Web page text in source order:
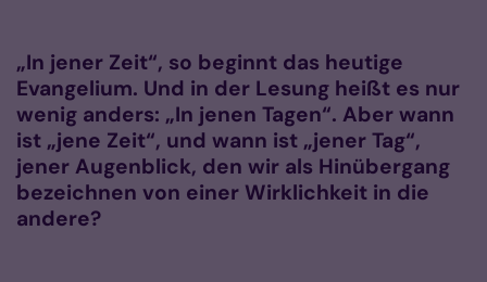
„In jener Zeit“, so beginnt das heutige
Evangelium. Und in der Lesung heißt es nur
wenig anders: „In jenen Tagen“. Aber wann
ist „jene Zeit“, und wann ist „jener Tag“,
jener Augenblick, den wir als Hinübergang
bezeichnen von einer Wirklichkeit in die
andere?